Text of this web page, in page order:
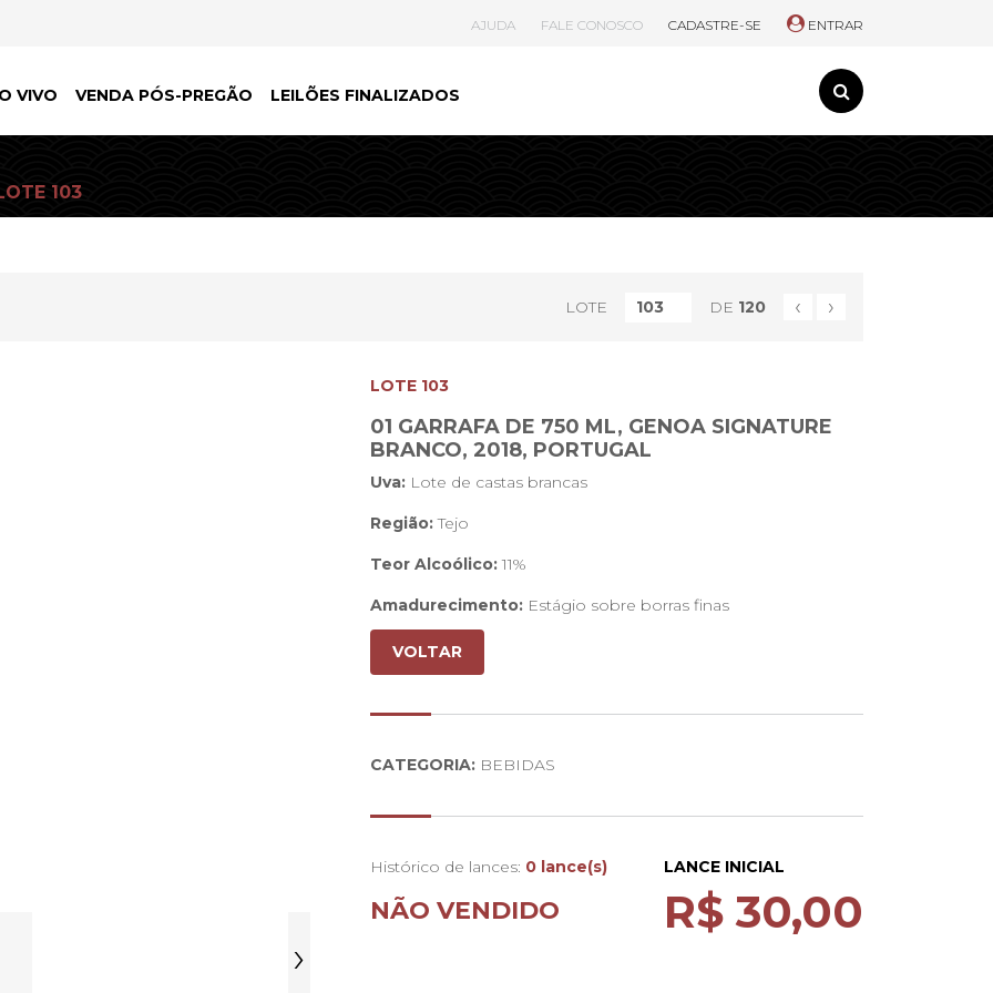
AJUDA FALE CONOSCO CADASTRE-SE ENTRAR
VIVO VENDA PÓS-PREGÃO LEILÕES FINALIZADOS
103
LOTE DE 120 ‹ ›
›
LOTE 103
01 GARRAFA DE 750 ML, GENOA SIGNATURE
BRANCO, 2018, PORTUGAL
Uva: Lote de castas brancas
Região:Tejo
Teor Alcoólico:11%
Amadurecimento: Estágio sobre borras finas
Boca:Paladar fresco e leve
VOLTAR
CATEGORIA: BEBIDAS
Histórico de lances: 0 lance(s)
NÃO VENDIDO
LANCE INICIAL
R$ 30,00